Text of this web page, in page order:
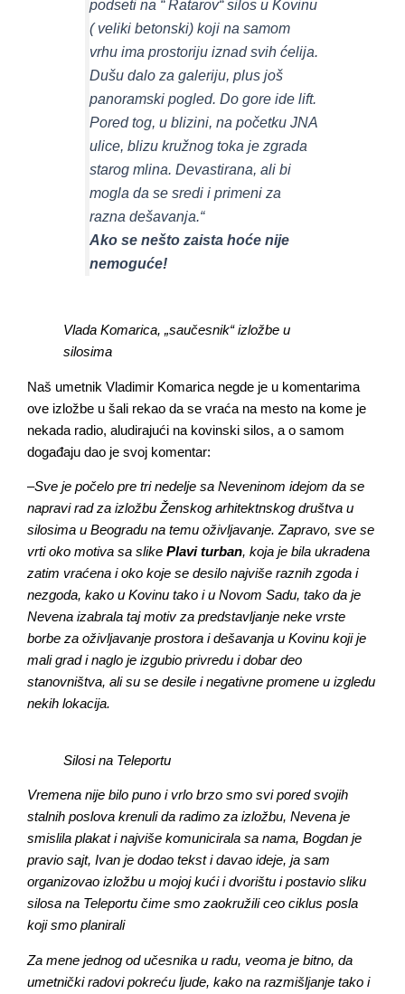
podseti na “ Ratarov“ silos u Kovinu
( veliki betonski) koji na samom
vrhu ima prostoriju iznad svih ćelija.
Dušu dalo za galeriju, plus još
panoramski pogled. Do gore ide lift.
Pored tog, u blizini, na početku JNA
ulice, blizu kružnog toka je zgrada
starog mlina. Devastirana, ali bi
mogla da se sredi i primeni za
razna dešavanja.“
Ako se nešto zaista hoće nije
nemoguće!
Vlada Komarica, „saučesnik“ izložbe u
silosima
Naš umetnik Vladimir Komarica negde je u komentarima
ove izložbe u šali rekao da se vraća na mesto na kome je
nekada radio, aludirajući na kovinski silos, a o samom
događaju dao je svoj komentar:
–Sve je počelo pre tri nedelje sa Neveninom idejom da se
napravi rad za izložbu Ženskog arhitektnskog društva u
silosima u Beogradu na temu oživljavanje. Zapravo, sve se
vrti oko motiva sa slikePlavi turban, koja je bila ukradena
zatim vraćena i oko koje se desilo najviše raznih zgoda i
nezgoda, kako u Kovinu tako i u Novom Sadu, tako da je
Nevena izabrala taj motiv za predstavljanje neke vrste
borbe za oživljavanje prostora i dešavanja u Kovinu koji je
mali grad i naglo je izgubio privredu i dobar deo
stanovništva, ali su se desile i negativne promene u izgledu
nekih lokacija.
Silosi na Teleportu
Vremena nije bilo puno i vrlo brzo smo svi pored svojih
stalnih poslova krenuli da radimo za izložbu, Nevena je
smislila plakat i najviše komunicirala sa nama, Bogdan je
pravio sajt, Ivan je dodao tekst i davao ideje, ja sam
organizovao izložbu u mojoj kući i dvorištu i postavio sliku
silosa na Teleportu čime smo zaokružili ceo ciklus posla
koji smo planirali
Za mene jednog od učesnika u radu, veoma je bitno, da
umetnički radovi pokreću ljude, kako na razmišljanje tako i